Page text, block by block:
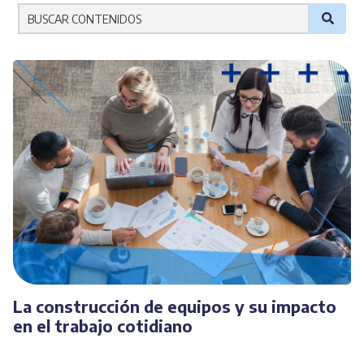
La construcción de equipos y su impacto
en el trabajo cotidiano